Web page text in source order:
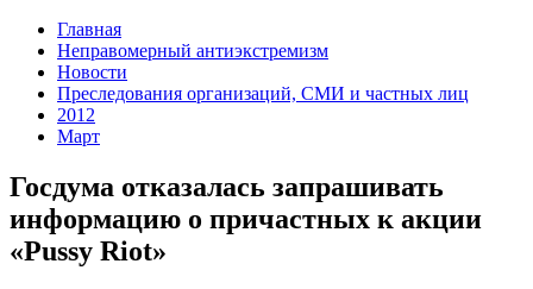
Главная
Неправомерный антиэкстремизм
Новости
Преследования организаций, СМИ и частных лиц
2012
Март
Госдума отказалась запрашивать
информацию о причастных к акции
«Pussy Riot»